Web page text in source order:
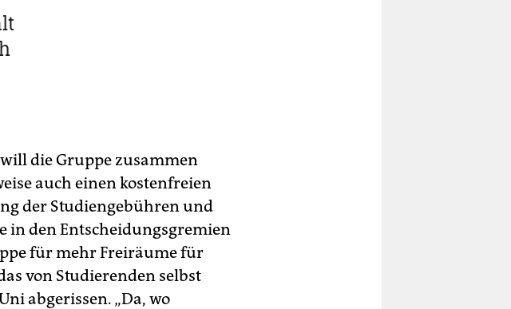
die Gruppe zusammen
auch einen kostenfreien
der Studiengebühren und
in den Entscheidungsgremien
für mehr Freiräume für
von Studierenden selbst
abgerissen. „Da, wo